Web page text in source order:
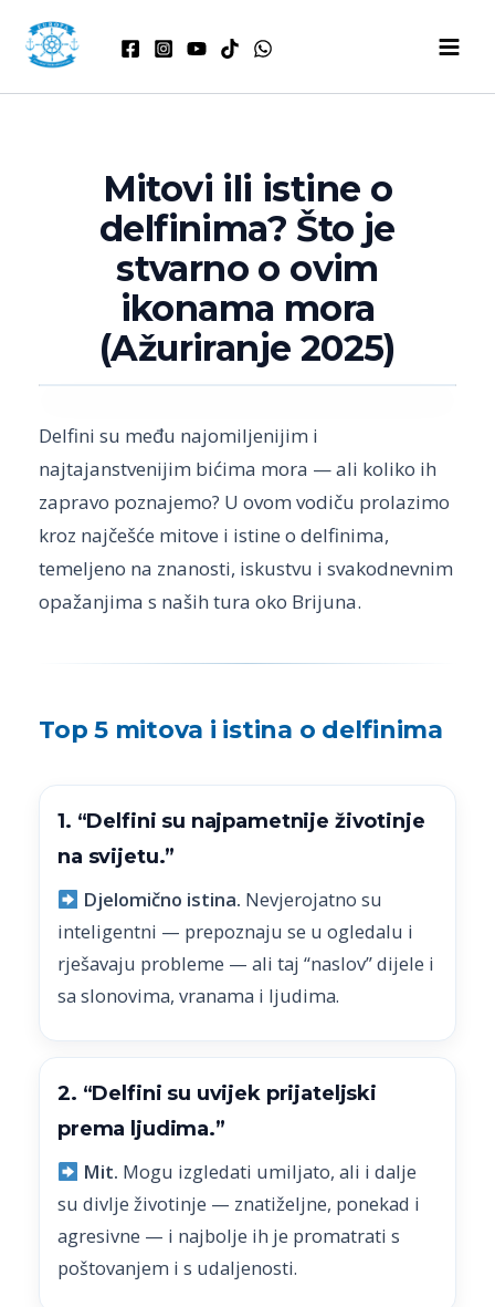
content
Mitovi ili istine o
delfinima? Što je
stvarno o ovim
ikonama mora
(Ažuriranje 2025)
Delfini su među najomiljenijim i
najtajanstvenijim bićima mora — ali koliko ih
zapravo poznajemo? U ovom vodiču prolazimo
kroz najčešće mitove i istine o delfinima,
temeljeno na znanosti, iskustvu i svakodnevnim
opažanjima s naših tura oko Brijuna.
Top 5 mitova i istina o delfinima
1. “Delfini su najpametnije životinje
na svijetu.”
Djelomično istina. Nevjerojatno su
inteligentni — prepoznaju se u ogledalu i
rješavaju probleme — ali taj “naslov” dijele i
sa slonovima, vranama i ljudima.
2. “Delfini su uvijek prijateljski
prema ljudima.”
Mit. Mogu izgledati umiljato, ali i dalje
su divlje životinje — znatiželjne, ponekad i
agresivne — i najbolje ih je promatrati s
poštovanjem i s udaljenosti.